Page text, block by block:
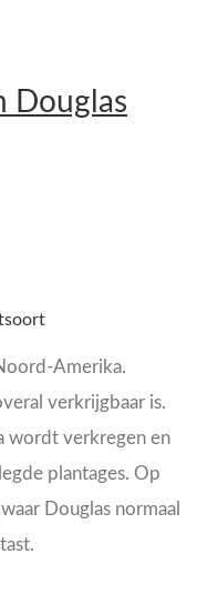
Douglas
Amerika.
verkrijgbaar is.
wordt verkregen en
plantages. Op
Douglas normaal